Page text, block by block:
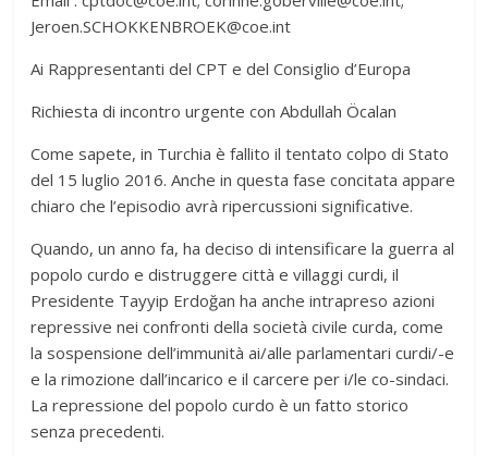
Jeroen.SCHOKKENBROEK@coe.int
Ai Rappresentanti del CPT e del Consiglio d’Europa
Richiesta di incontro urgente con Abdullah Öcalan
Come sapete, in Turchia è fallito il tentato colpo di Stato
del 15 luglio 2016. Anche in questa fase concitata appare
chiaro che l’episodio avrà ripercussioni significative.
Quando, un anno fa, ha deciso di intensificare la guerra al
popolo curdo e distruggere città e villaggi curdi, il
Presidente Tayyip Erdoğan ha anche intrapreso azioni
repressive nei confronti della società civile curda, come
la sospensione dell’immunità ai/alle parlamentari curdi/-e
e la rimozione dall’incarico e il carcere per i/le co-sindaci.
La repressione del popolo curdo è un fatto storico
senza precedenti.